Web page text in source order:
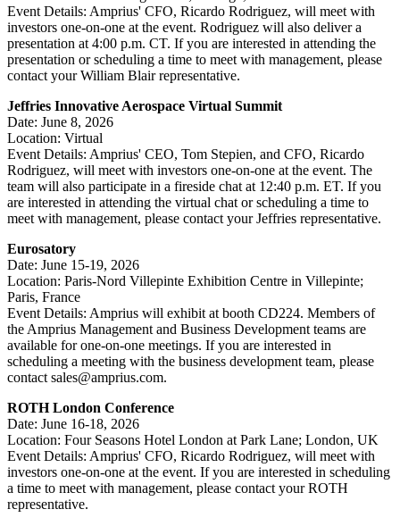
Event Details: Amprius' CFO, Ricardo Rodriguez, will meet with
investors one-on-one at the event. Rodriguez will also deliver a
presentation at 4:00 p.m. CT. If you are interested in attending the
presentation or scheduling a time to meet with management, please
contact your William Blair representative.
Jeffries Innovative Aerospace Virtual Summit
Date: June 8, 2026
Location: Virtual
Event Details: Amprius' CEO, Tom Stepien, and CFO, Ricardo
Rodriguez, will meet with investors one-on-one at the event. The
team will also participate in a fireside chat at 12:40 p.m. ET. If you
are interested in attending the virtual chat or scheduling a time to
meet with management, please contact your Jeffries representative.
Eurosatory
Date: June 15-19, 2026
Location: Paris-Nord Villepinte Exhibition Centre in Villepinte;
Paris, France
Event Details: Amprius will exhibit at booth CD224. Members of
the Amprius Management and Business Development teams are
available for one-on-one meetings. If you are interested in
scheduling a meeting with the business development team, please
contact sales@amprius.com.
ROTH London Conference
Date: June 16-18, 2026
Location: Four Seasons Hotel London at Park Lane; London, UK
Event Details: Amprius' CFO, Ricardo Rodriguez, will meet with
investors one-on-one at the event. If you are interested in scheduling
a time to meet with management, please contact your ROTH
representative.